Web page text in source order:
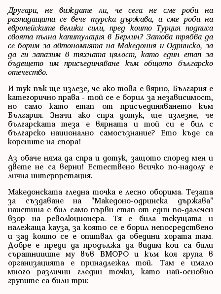
Другари, не виждате ли, че сега не сме роби на
разпадащата се вече турска държава, а сме роби на
европейските велики сили, пред които Турция подписа
своята пълна капитулация в Берлин? Затова трябва да
се борим за автономията на Македония и Одринско, за
да ги запазим в тяхната цялост, като един етап за
бъдещето им присъединяване към общото българско
отечество.
И тук пък ще излезе, че ако това е вярно, България е
категорично права - той се е борил за независимост,
но само като етап от присъединяването към
България. Значи ако спра дотук, ще излезне, че
българската теза е вярната и той си е бил с
българско национално самосъзнание? Ето къде са
корените на спора!
Аз обаче няма да спра и дотук, защото според мен и
двете не са верни! Естествено всичко по-надолу е
лична интерпретация.
Македонската гледна точка е лесно оборима. Тезата
за създаване на "Македоно-одринска държава"
наистина е бил само първи етап от един по-далечен
взор на революционера. Тя е била текущата и
належаща кауза, за която се е борил непосредствено
и зад която се е опитвал да обедини хората там.
Добре е преди да продължа да видим кои са били
съратниците му във ВМОРО и към коя група в
организацията е принадлежал той. Там е имало
много различни гледни точки, като най-основно
групите са били три: